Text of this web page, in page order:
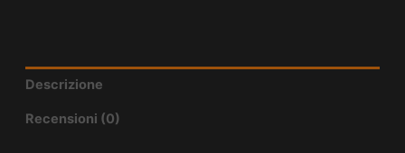
Descrizione
Recensioni (0)